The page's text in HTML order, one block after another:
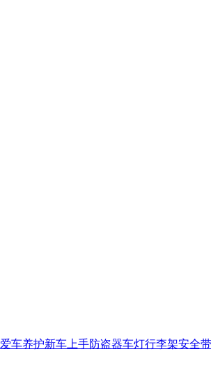
爱车养护新车上手防盗器车灯行李架安全